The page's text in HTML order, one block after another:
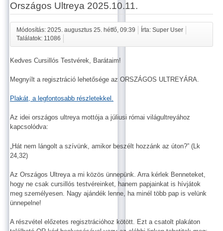
Országos Ultreya 2025.10.11.
Módosítás: 2025. augusztus 25. hétfő, 09:39
Írta: Super User
Találatok: 11086
Kedves Cursillós Testvérek, Barátaim!
Megnyílt a regisztráció lehetősége az ORSZÁGOS ULTREYÁRA.
Plakát, a legfontosabb részletekkel.
Az idei országos ultreya mottója a júliusi római világultreyához
kapcsolódva:
„Hát nem lángolt a szívünk, amikor beszélt hozzánk az úton?” (Lk
24,32)
Az Országos Ultreya a mi közös ünnepünk. Arra kérlek Benneteket,
hogy ne csak cursillós testvéreinket, hanem papjainkat is hívjátok
meg személyesen. Nagy ajándék lenne, ha minél több pap is velünk
ünnepelne!
A részvétel előzetes regisztrációhoz kötött. Ezt a csatolt plakáton